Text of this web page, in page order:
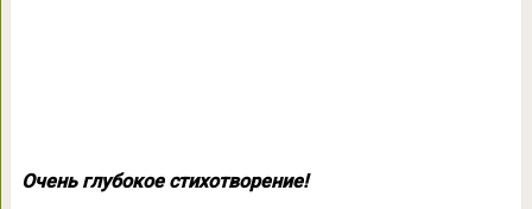
Очень глубокое стихотворение!